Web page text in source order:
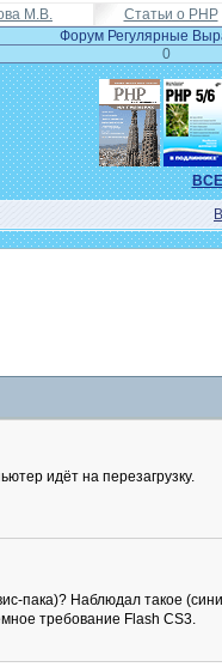
М.В. Статьи о PHP
Форум Регулярные
0
идёт на перезагрузку.
пака)? Наблюдал такое
требование Flash CS3.